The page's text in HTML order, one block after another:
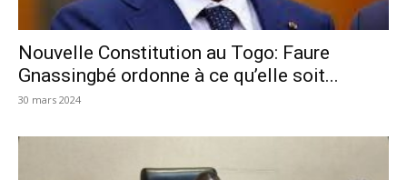
Nouvelle Constitution au Togo: Faure
Gnassingbé ordonne à ce qu’elle soit...
30 mars 2024